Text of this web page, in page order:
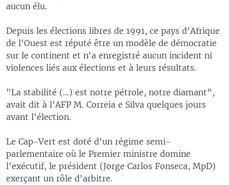
aucun élu.
Depuis les élections libres de 1991, ce pays d'Afrique
de l'Ouest est réputé être un modèle de démocratie
sur le continent et n'a enregistré aucun incident ni
violences liés aux élections et à leurs résultats.
"La stabilité (...) est notre pétrole, notre diamant",
avait dit à l'AFP M. Correia e Silva quelques jours
avant l'élection.
Le Cap-Vert est doté d'un régime semi-
parlementaire où le Premier ministre domine
l'exécutif, le président (Jorge Carlos Fonseca, MpD)
exerçant un rôle d'arbitre.